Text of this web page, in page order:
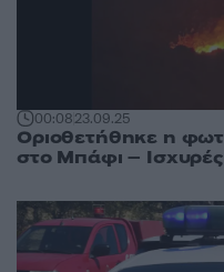
00:0823.09.25
Οριοθετήθηκε η
στο Μπάφι –